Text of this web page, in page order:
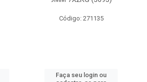
Código: 271135
Faça seu login ou